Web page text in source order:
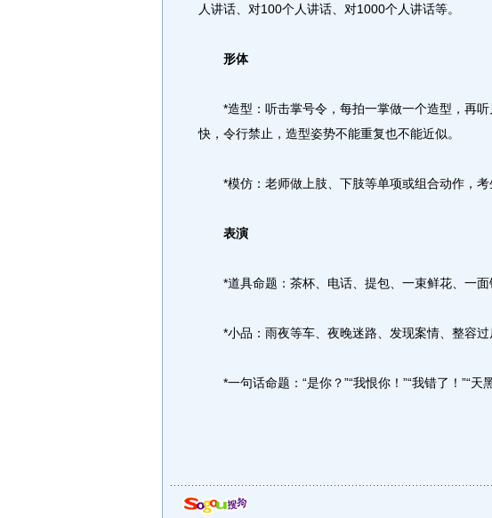
人讲话、对100个人讲话、对1000个人讲话等。
形体
*造型：听击掌号令，每拍一掌做一个造型，再听
快，令行禁止，造型姿势不能重复也不能近似。
*模仿：老师做上肢、下肢等单项或组合动作，考
表演
*道具命题：茶杯、电话、提包、一束鲜花、一面
*小品：雨夜等车、夜晚迷路、发现案情、整容过
*一句话命题：“是你？”“我恨你！”“我错了！”“天